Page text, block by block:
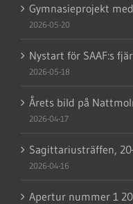
Gymnasieprojekt
2026-05-20
Nystart för SAAF:s
2026-05-18
Årets bild på
2026-04-17
Sagittariusträffen,
2026-04-16
Apertur nummer 1